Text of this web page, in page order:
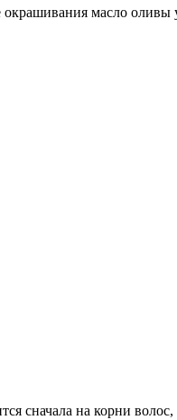
окрашивания масло оливы
сначала на корни